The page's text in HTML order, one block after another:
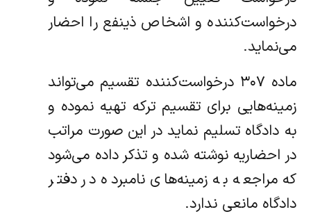
درخواست‌کننده و اشخاص ذینفع را احضار
می‌نماید.
‌ماده ۳۰۷ درخواست‌کننده تقسیم می‌تواند
زمینه‌هایی برای تقسیم ترکه تهیه نموده و
به دادگاه تسلیم نماید در این صورت مراتب
در احضاریه‌ نوشته شده و تذکر داده می‌شود
که مراجعه به زمینه‌های نامبرده در دفتر
دادگاه مانعی ندارد.